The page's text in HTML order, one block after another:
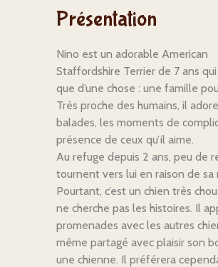
Présentation
Nino est un adorable American
Staffordshire Terrier de 7 ans
que d’une chose : une famille
Très proche des humains, il
balades, les moments de
présence de ceux qu’il aime.
Au refuge depuis 2 ans, peu de
tournent vers lui en raison de sa
Pourtant, c’est un chien très
ne cherche pas les histoires. Il
promenades avec les autres
même partagé avec plaisir son
une chienne. Il préférera